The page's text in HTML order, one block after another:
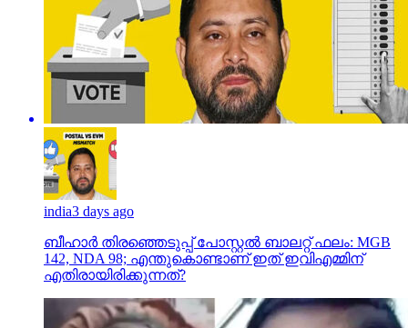
india3 days ago
ബീഹാർ തിരഞ്ഞെടുപ്പ് പോസ്റ്റൽ ബാലറ്റ് ഫലം: MGB
142, NDA 98; എന്തുകൊണ്ടാണ് ഇത് ഇവിഎമ്മിന്
എതിരായിരിക്കുന്നത്?